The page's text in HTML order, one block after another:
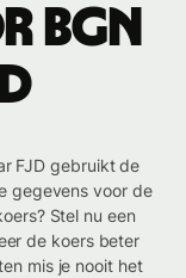
FJD gebruikt de
gegevens voor de
Stel nu een
de koers beter
mis je nooit het